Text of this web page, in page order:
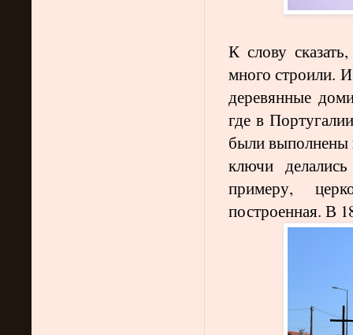
К слову
много строили.
деревянные
где в
были выполнены
ключи
примеру,
построенная. В